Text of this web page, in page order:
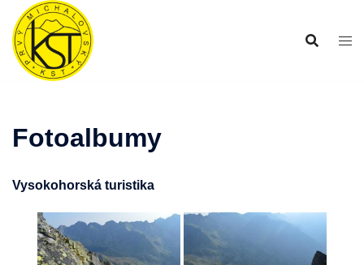
Preskočiť
obsah
Fotoalbumy
Vysokohorská turistika